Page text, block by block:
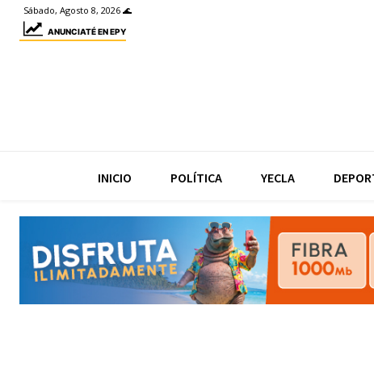
Sábado, Agosto 8, 2026 🌊
ANUNCIATÉ EN EPY
INICIO POLÍTICA YECLA